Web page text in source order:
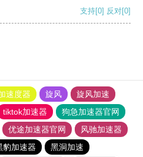
支持[0] 反对[0]
速度器 旋风
旋风加速
tiktok加速器
狗急加速器官网
优途加速器官网
风驰加速器
豹加速器
黑洞加速